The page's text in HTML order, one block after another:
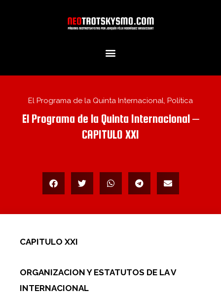
El Programa de la Quinta Internacional, Política
El Programa de la Quinta Internacional –
CAPITULO XXI
CAPITULO XXI
ORGANIZACION Y ESTATUTOS DE LA V
INTERNACIONAL